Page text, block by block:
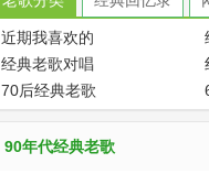
近期我喜欢的
经典老歌对唱
70后经典老歌
90年代经典老歌